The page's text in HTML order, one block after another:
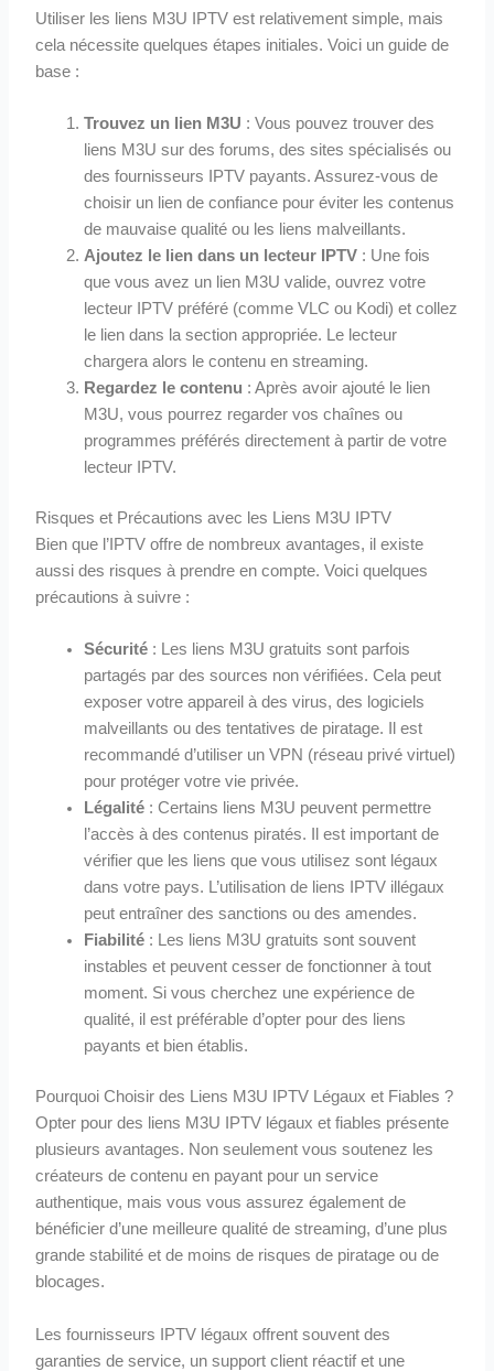
Utiliser les liens M3U IPTV est relativement simple, mais
cela nécessite quelques étapes initiales. Voici un guide de
base :
Trouvez un lien M3U : Vous pouvez trouver des
liens M3U sur des forums, des sites spécialisés ou
des fournisseurs IPTV payants. Assurez-vous de
choisir un lien de confiance pour éviter les contenus
de mauvaise qualité ou les liens malveillants.
Ajoutez le lien dans un lecteur IPTV : Une fois
que vous avez un lien M3U valide, ouvrez votre
lecteur IPTV préféré (comme VLC ou Kodi) et collez
le lien dans la section appropriée. Le lecteur
chargera alors le contenu en streaming.
Regardez le contenu : Après avoir ajouté le lien
M3U, vous pourrez regarder vos chaînes ou
programmes préférés directement à partir de votre
lecteur IPTV.
Risques et Précautions avec les Liens M3U IPTV
Bien que l’IPTV offre de nombreux avantages, il existe
aussi des risques à prendre en compte. Voici quelques
précautions à suivre :
Sécurité : Les liens M3U gratuits sont parfois
partagés par des sources non vérifiées. Cela peut
exposer votre appareil à des virus, des logiciels
malveillants ou des tentatives de piratage. Il est
recommandé d’utiliser un VPN (réseau privé virtuel)
pour protéger votre vie privée.
Légalité : Certains liens M3U peuvent permettre
l’accès à des contenus piratés. Il est important de
vérifier que les liens que vous utilisez sont légaux
dans votre pays. L’utilisation de liens IPTV illégaux
peut entraîner des sanctions ou des amendes.
Fiabilité : Les liens M3U gratuits sont souvent
instables et peuvent cesser de fonctionner à tout
moment. Si vous cherchez une expérience de
qualité, il est préférable d’opter pour des liens
payants et bien établis.
Pourquoi Choisir des Liens M3U IPTV Légaux et Fiables ?
Opter pour des liens M3U IPTV légaux et fiables présente
plusieurs avantages. Non seulement vous soutenez les
créateurs de contenu en payant pour un service
authentique, mais vous vous assurez également de
bénéficier d’une meilleure qualité de streaming, d’une plus
grande stabilité et de moins de risques de piratage ou de
blocages.
Les fournisseurs IPTV légaux offrent souvent des
garanties de service, un support client réactif et une